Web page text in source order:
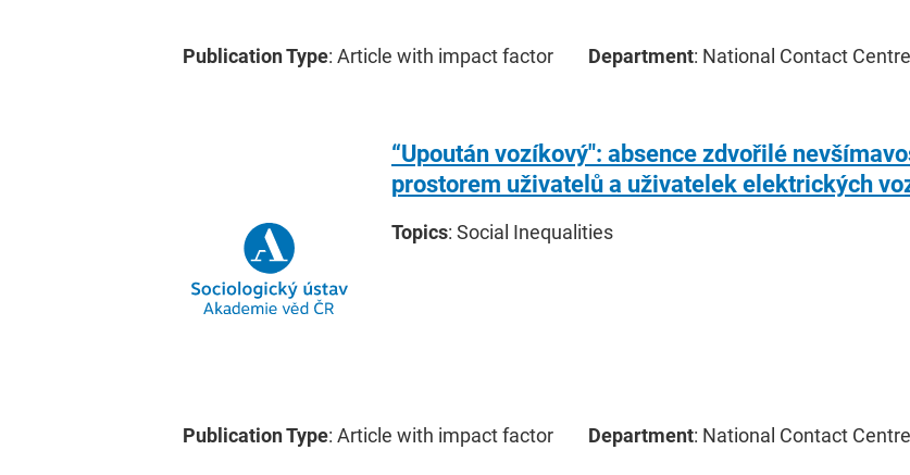
Publication Type: Article with impact factor Department: National Contact
“Upoután vozíkový": absence zdvořilé
prostorem uživatelů a uživatelek elektrických
Topics: Social Inequalities
Publication Type: Article with impact factor Department: National Contact